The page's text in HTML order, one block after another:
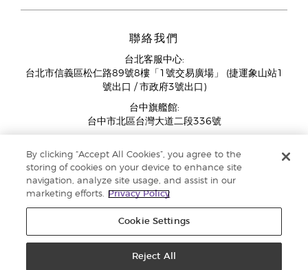
聯絡我們
台北客服中心:
台北市信義區松仁路89號8樓「1號交易廣場」 (捷運象山站1
號出口 / 市政府3號出口)
台中旗艦館:
台中市北區台灣大道二段336號
11:00AM - 07:00PM
(例假日與國定假日除外)
By clicking “Accept All Cookies”, you agree to the
storing of cookies on your device to enhance site
navigation, analyze site usage, and assist in our
marketing efforts.
Privacy Policy
Cookie Settings
Reject All